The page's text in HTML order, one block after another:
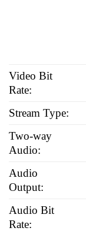
Video Bit
Rate:
Stream Type:
Two-way
Audio:
Audio
Output:
Audio Bit
Rate: